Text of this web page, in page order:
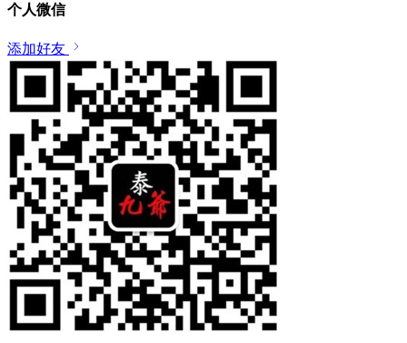
个人微信
添加好友